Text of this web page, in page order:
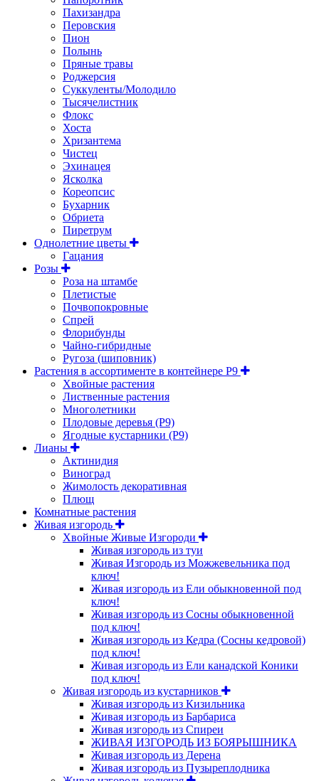
Пахизандра
Перовския
Пион
Полынь
Пряные травы
Роджерсия
Суккуленты/Молодило
Тысячелистник
Флокс
Хоста
Хризантема
Чистец
Эхинацея
Ясколка
Кореопсис
Бухарник
Обриета
Пиретрум
Однолетние цветы
Гацания
Розы
Роза на штамбе
Плетистые
Почвопокровные
Спрей
Флорибунды
Чайно-гибридные
Ругоза (шиповник)
Растения в ассортименте в контейнере P9
Хвойные растения
Лиственные растения
Многолетники
Плодовые деревья (Р9)
Ягодные кустарники (Р9)
Лианы
Актинидия
Виноград
Жимолость декоративная
Плющ
Комнатные растения
Живая изгородь
Хвойные Живые Изгороди
Живая изгородь из туи
Живая Изгородь из Можжевельника под
ключ!
Живая изгородь из Ели обыкновенной под
ключ!
Живая изгородь из Сосны обыкновенной
под ключ!
Живая изгородь из Кедра (Сосны кедровой)
под ключ!
Живая изгородь из Ели канадской Коники
под ключ!
Живая изгородь из кустарников
Живая изгородь из Кизильника
Живая изгородь из Барбариса
Живая изгородь из Спиреи
ЖИВАЯ ИЗГОРОДЬ ИЗ БОЯРЫШНИКА
Живая изгородь из Дерена
Живая изгородь из Пузыреплодника